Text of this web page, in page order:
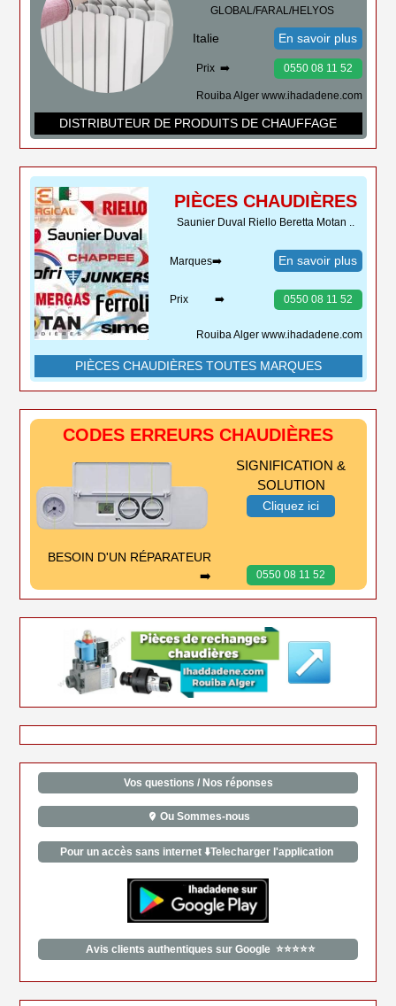
GLOBAL/FARAL/HELYOS
Italie En savoir plus
Prix ➡️ 0550 08 11 52
Rouiba Alger www.ihadadene.com
DISTRIBUTEUR DE PRODUITS DE CHAUFFAGE
PIÈCES CHAUDIÈRES
Saunier Duval Riello Beretta Motan ..
Marques➡️ En savoir plus
Prix ➡️ 0550 08 11 52
Rouiba Alger www.ihadadene.com
PIÈCES CHAUDIÈRES TOUTES MARQUES
CODES ERREURS CHAUDIÈRES
SIGNIFICATION &
SOLUTION
Cliquez ici
0550 08 11 52
BESOIN D'UN RÉPARATEUR
➡️
Vos questions / Nos réponses
Ou Sommes-nous
Pour un accès sans internet ⬇️Telecharger l'application
Avis clients authentiques sur Google ⭐⭐⭐⭐⭐